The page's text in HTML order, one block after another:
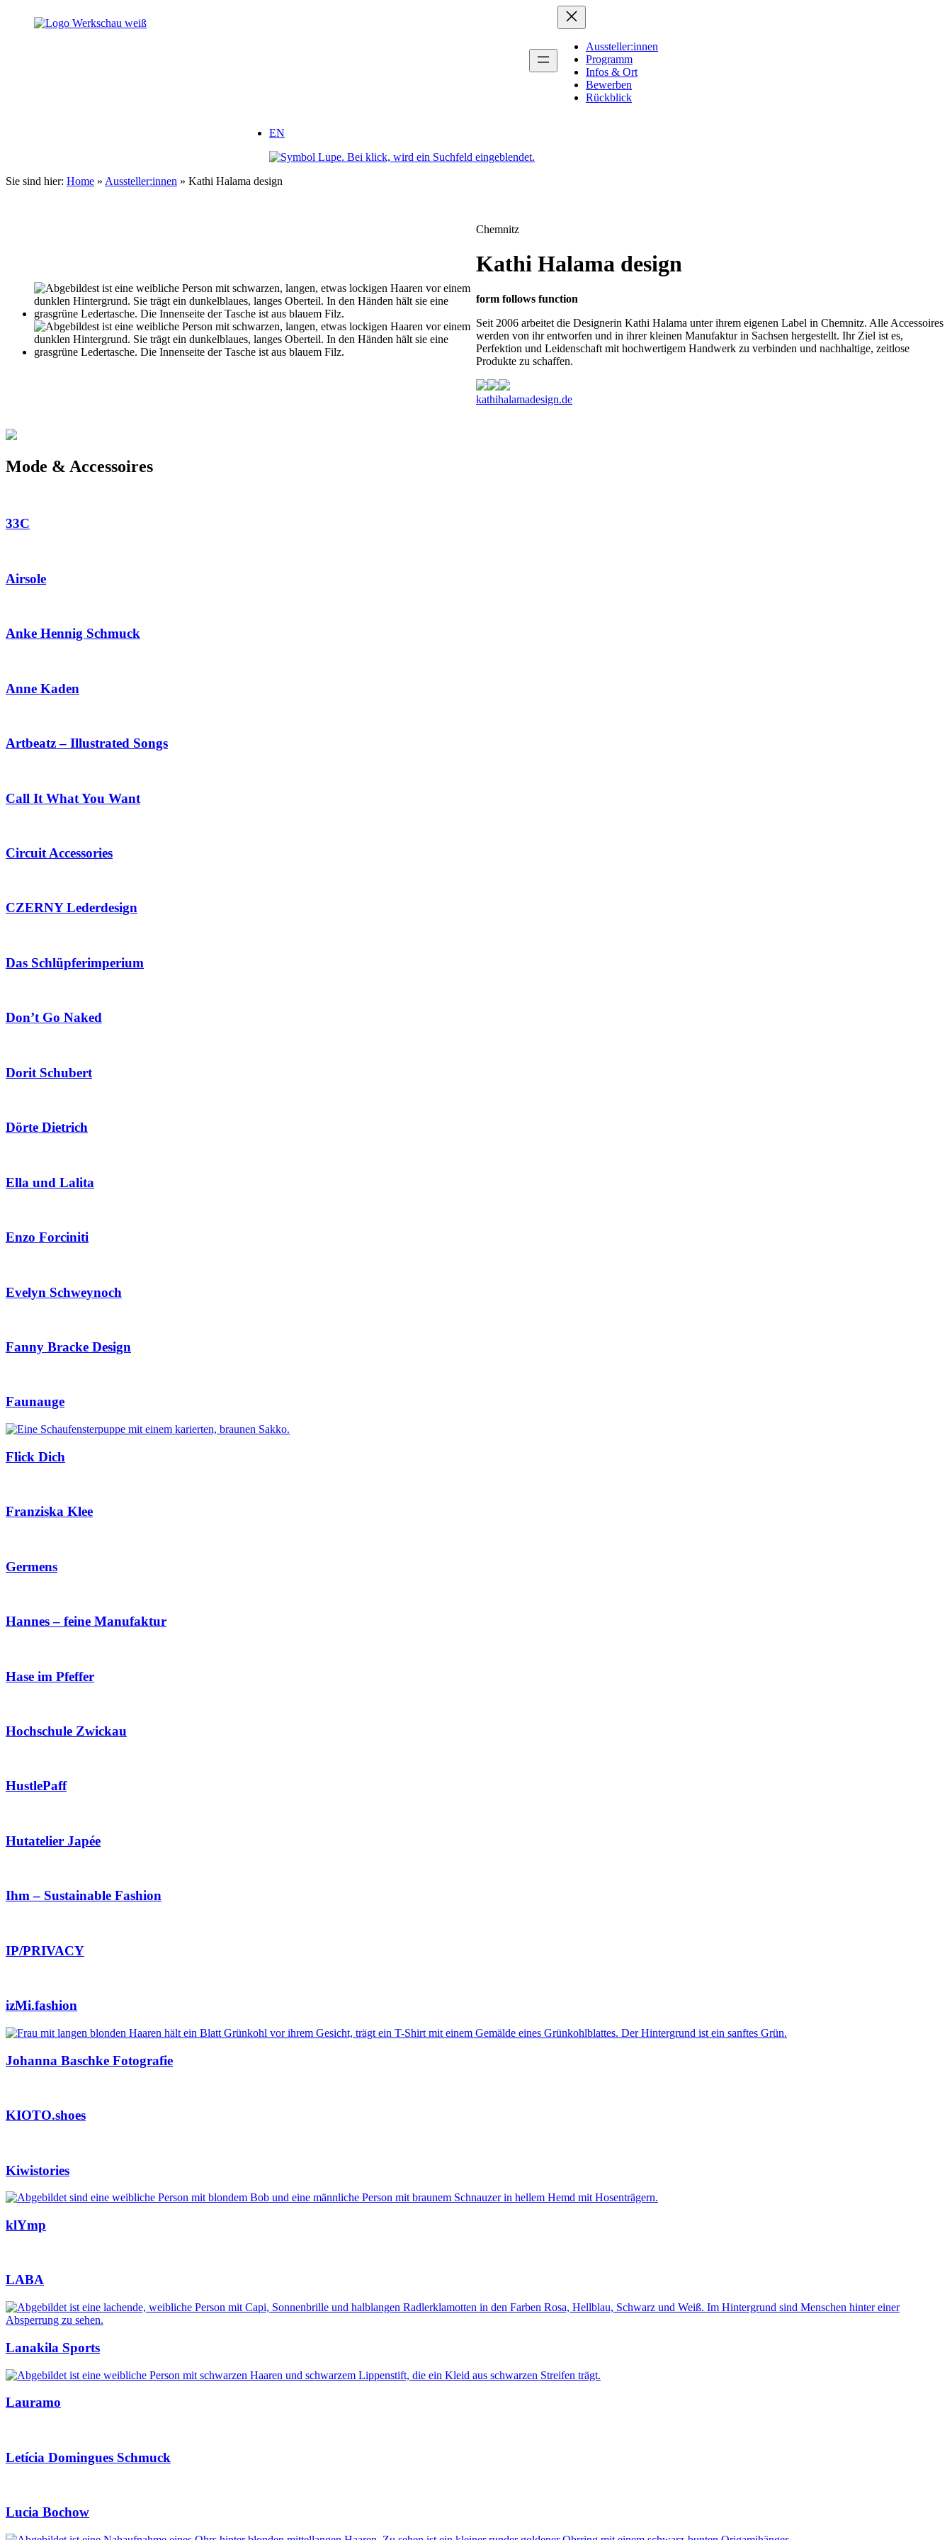
Aussteller:innen
Programm
Infos & Ort
Bewerben
Rückblick
EN
Sie sind hier: Home » Aussteller:innen » Kathi Halama design
Chemnitz
Kathi Halama design
form follows function
Seit 2006 arbeitet die Designerin Kathi Halama unter ihrem eigenen Label in Chemnitz. Alle Accessoires
werden von ihr entworfen und in ihrer kleinen Manufaktur in Sachsen hergestellt. Ihr Ziel ist es,
Perfektion und Leidenschaft mit hochwertigem Handwerk zu verbinden und nachhaltige, zeitlose
Produkte zu schaffen.
kathihalamadesign.de
Mode & Accessoires
33C
Airsole
Anke Hennig Schmuck
Anne Kaden
Artbeatz – Illustrated Songs
Call It What You Want
Circuit Accessories
CZERNY Lederdesign
Das Schlüpferimperium
Don’t Go Naked
Dorit Schubert
Dörte Dietrich
Ella und Lalita
Enzo Forciniti
Evelyn Schweynoch
Fanny Bracke Design
Faunauge
Flick Dich
Franziska Klee
Germens
Hannes – feine Manufaktur
Hase im Pfeffer
Hochschule Zwickau
HustlePaff
Hutatelier Japée
Ihm – Sustainable Fashion
IP/PRIVACY
izMi.fashion
Johanna Baschke Fotografie
KIOTO.shoes
Kiwistories
klYmp
LABA
Lanakila Sports
Lauramo
Letícia Domingues Schmuck
Lucia Bochow